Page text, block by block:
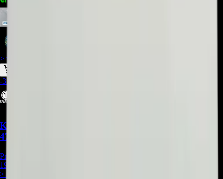
> ver_
-33
Kit De Barras Led Compatible Con Televisor
47LA660T - BA036
Precio Regular:
198.000
> ver_